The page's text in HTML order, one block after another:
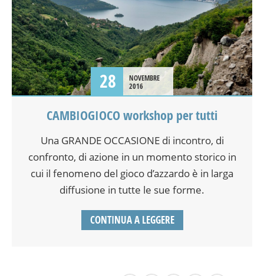
28
NOVEMBRE
2016
CAMBIOGIOCO workshop per tutti
Una GRANDE OCCASIONE di incontro, di
confronto, di azione in un momento storico in
cui il fenomeno del gioco d’azzardo è in larga
diffusione in tutte le sue forme.
CONTINUA A LEGGERE